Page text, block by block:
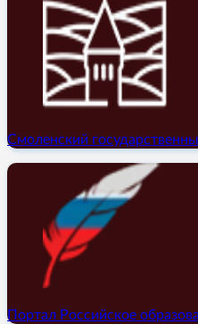
Смоленский
Портал Российское